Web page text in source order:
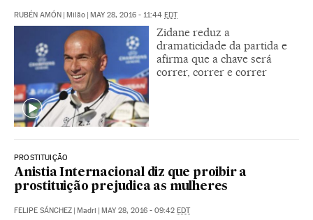
RUBÉN AMÓN | Milão | MAY 28, 2016 - 11:44 EDT
Zidane reduz a
dramaticidade da partida e
afirma que a chave será
correr, correr e correr
PROSTITUIÇÃO
Anistia Internacional diz que proibir a
prostituição prejudica as mulheres
FELIPE SÁNCHEZ | Madri | MAY 28, 2016 - 09:42 EDT